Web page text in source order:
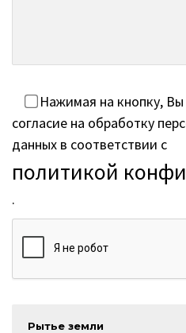
Нажимая на кнопку, Вы
согласие на обработку
данных в соответствии с
политикой
.
Рытье земли